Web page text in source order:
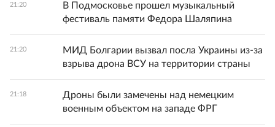
21:20
В Подмосковье прошел музыкальный
фестиваль памяти Федора Шаляпина
21:20
МИД Болгарии вызвал посла Украины из-за
взрыва дрона ВСУ на территории страны
21:18
Дроны были замечены над немецким
военным объектом на западе ФРГ